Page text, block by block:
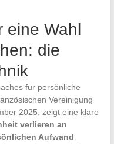
eine Wahl
die
für persönliche
Vereinigung
2025, zeigt eine klare
verlieren an
Aufwand